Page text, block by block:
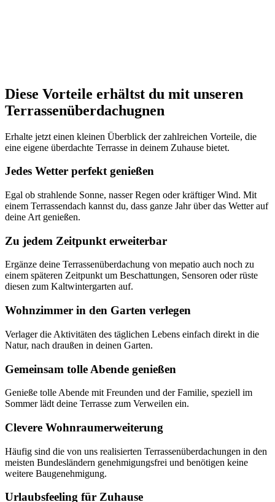
Diese Vorteile erhältst du mit unseren
Terrassenüberdachugnen
Erhalte jetzt einen kleinen Überblick der zahlreichen Vorteile, die
eine eigene überdachte Terrasse in deinem Zuhause bietet.
Jedes Wetter perfekt genießen
Egal ob strahlende Sonne, nasser Regen oder kräftiger Wind. Mit
einem Terrassendach kannst du, dass ganze Jahr über das Wetter auf
deine Art genießen.
Zu jedem Zeitpunkt erweiterbar
Ergänze deine Terrassenüberdachung von mepatio auch noch zu
einem späteren Zeitpunkt um Beschattungen, Sensoren oder rüste
diesen zum Kaltwintergarten auf.
Wohnzimmer in den Garten verlegen
Verlager die Aktivitäten des täglichen Lebens einfach direkt in die
Natur, nach draußen in deinen Garten.
Gemeinsam tolle Abende genießen
Genieße tolle Abende mit Freunden und der Familie, speziell im
Sommer lädt deine Terrasse zum Verweilen ein.
Clevere Wohnraumerweiterung
Häufig sind die von uns realisierten Terrassenüberdachungen in den
meisten Bundesländern genehmigungsfrei und benötigen keine
weitere Baugenehmigung.
Urlaubsfeeling für Zuhause